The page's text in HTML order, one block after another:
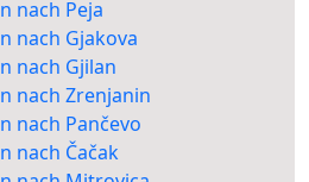
nach Peja
nach Gjakova
nach Gjilan
nach Zrenjanin
nach Pančevo
nach Čačak